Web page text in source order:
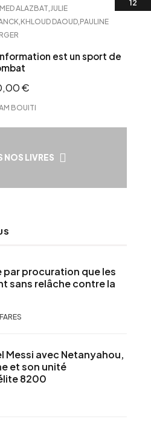
ALAZBAT JULIE
KHLOUD DAOUD PAULINE
est un sport de
€
BOUITI
NOS LIVRES
par procuration que les
sans relâche contre la
Messi avec Netanyahou,
et son unité
8200